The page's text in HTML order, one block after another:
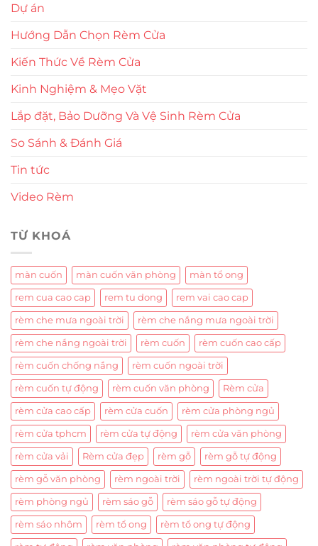
Dự án
Hướng Dẫn Chọn Rèm Cửa
Kiến Thức Về Rèm Cửa
Kinh Nghiệm & Mẹo Vặt
Lắp đặt, Bảo Dưỡng Và Vệ Sinh Rèm Cửa
So Sánh & Đánh Giá
Tin tức
Video Rèm
TỪ KHOÁ
màn cuốn màn cuốn văn phòng màn tổ ong
rem cua cao cap rem tu dong rem vai cao cap
rèm che mưa ngoài trời rèm che nắng mưa ngoài trời
rèm che nắng ngoài trời rèm cuốn rèm cuốn cao cấp
rèm cuốn chống nắng rèm cuốn ngoài trời
rèm cuốn tự động rèm cuốn văn phòng Rèm cửa
rèm cửa cao cấp rèm cửa cuốn rèm cửa phòng ngủ
rèm cửa tphcm rèm cửa tự động rèm cửa văn phòng
rèm cửa vải Rèm cửa đẹp rèm gỗ rèm gỗ tự động
rèm gỗ văn phòng rèm ngoài trời rèm ngoài trời tự động
rèm phòng ngủ rèm sáo gỗ rèm sáo gỗ tự động
rèm sáo nhôm rèm tổ ong rèm tổ ong tự động